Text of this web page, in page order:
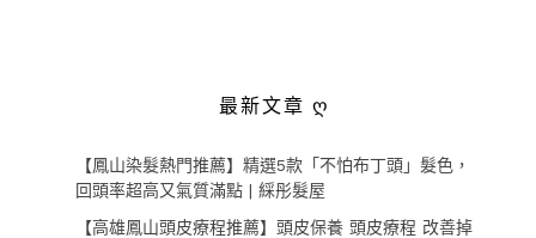
最新文章 ღ
【鳳山染髮熱門推薦】精選5款「不怕布丁頭」髮色，
回頭率超高又氣質滿點 | 綵彤髮屋
【高雄鳳山頭皮療程推薦】頭皮保養 頭皮療程 改善掉